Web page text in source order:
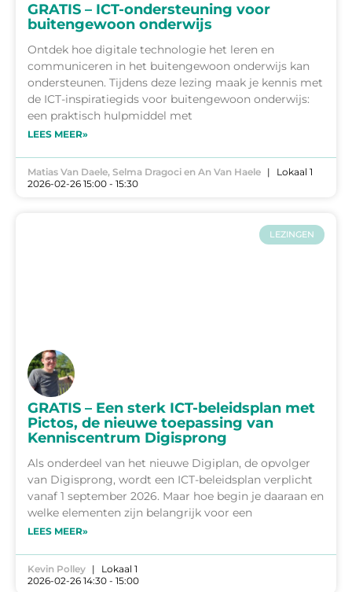
GRATIS – ICT-ondersteuning voor
buitengewoon onderwijs
Ontdek hoe digitale technologie het leren en
communiceren in het buitengewoon onderwijs kan
ondersteunen. Tijdens deze lezing maak je kennis met
de ICT-inspiratiegids voor buitengewoon onderwijs:
een praktisch hulpmiddel met
LEES MEER»
Matias Van Daele, Selma Dragoci en An Van Haele
Lokaal 1
2026-02-26 15:00 - 15:30
LEZINGEN
GRATIS – Een sterk ICT-beleidsplan met
Pictos, de nieuwe toepassing van
Kenniscentrum Digisprong
Als onderdeel van het nieuwe Digiplan, de opvolger
van Digisprong, wordt een ICT-beleidsplan verplicht
vanaf 1 september 2026. Maar hoe begin je daaraan en
welke elementen zijn belangrijk voor een
LEES MEER»
Kevin Polley
Lokaal 1
2026-02-26 14:30 - 15:00